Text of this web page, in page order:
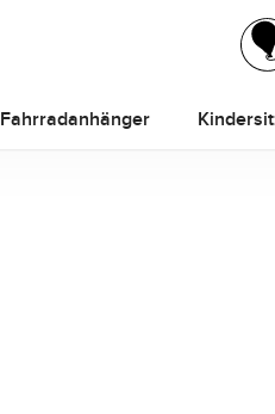
Fahrradanhänger